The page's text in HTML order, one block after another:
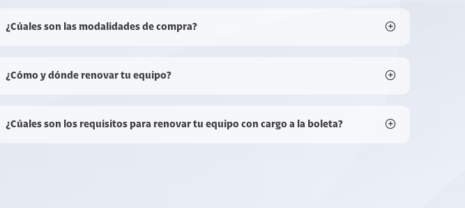
¿Cúales son las modalidades de compra?
¿Cómo y dónde renovar tu equipo?
¿Cúales son los requisitos para renovar tu equipo con cargo a la boleta?